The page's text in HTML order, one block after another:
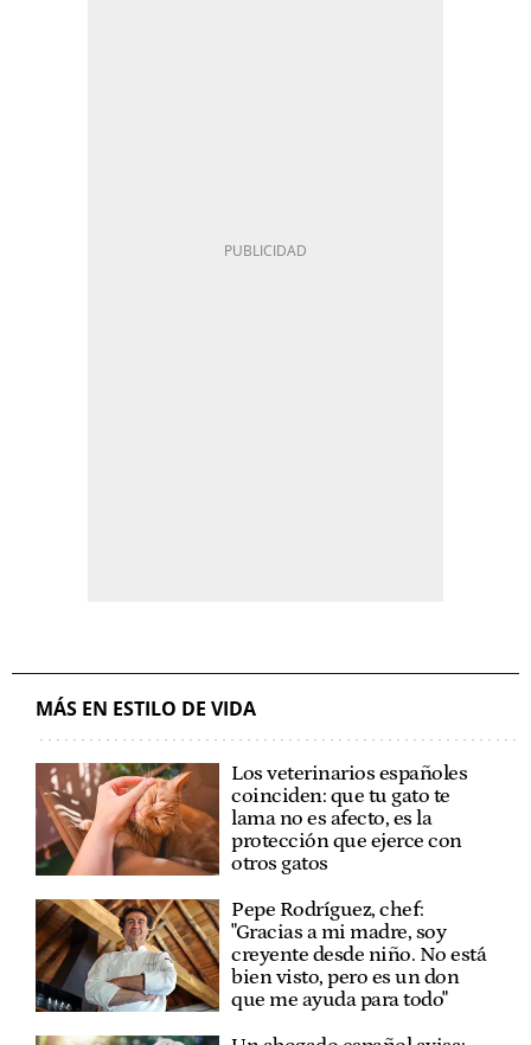
MÁS EN ESTILO DE VIDA
Los veterinarios españoles
coinciden: que tu gato te
lama no es afecto, es la
protección que ejerce con
otros gatos
Pepe Rodríguez, chef:
"Gracias a mi madre, soy
creyente desde niño. No está
bien visto, pero es un don
que me ayuda para todo"